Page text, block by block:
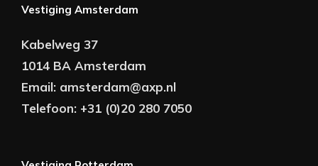
Vestiging Amsterdam
Kabelweg 37
1014 BA Amsterdam
Email: amsterdam@axp.nl
Telefoon: +31 (0)20 280 7050